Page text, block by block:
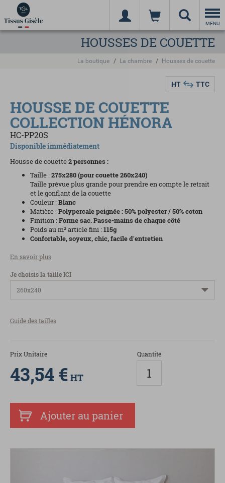
MENU
HOUSSES DE COUETTE
La boutique La chambre Housses de couette
HT TTC
HOUSSE DE COUETTE
COLLECTION HÉNORA
HC-PP20S
Disponible immédiatement
Housse de couette2 personnes :
Taille :275x280 (pour couette 260x240)
Taille prévue plus grande pour prendre en compte le retrait
et le gonflant de la couette
Couleur :Blanc
Matière :Polypercale peignée : 50% polyester / 50% coton
Finition :Forme sac. Passe-mains de chaque côté
Poids au m² article fini :115g
Confortable, soyeux, chic, facile d'entretien
En savoir plus
Je choisis la taille ICI
Guide des tailles
Prix Unitaire
43,54 € HT
Quantité
Ajouter au panier